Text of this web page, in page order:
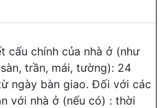
cấu chính của nhà ở (như
trần, mái, tường): 24
ngày bàn giao. Đối với các
với nhà ở (nếu có) : thời